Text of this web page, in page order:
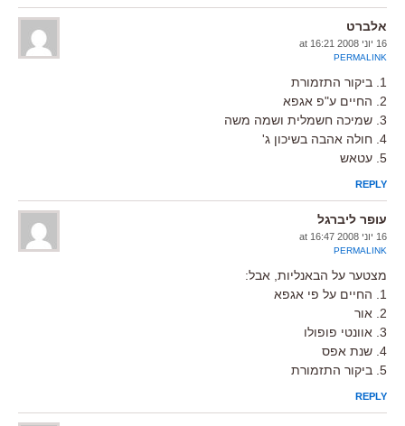
אלברט
16 יוני 2008 at 16:21
PERMALINK
1. ביקור התזמורת
2. החיים ע"פ אגפא
3. שמיכה חשמלית ושמה משה
4. חולה אהבה בשיכון ג'
5. עטאש
REPLY
עופר ליברגל
16 יוני 2008 at 16:47
PERMALINK
מצטער על הבאנליות, אבל:
1. החיים על פי אגפא
2. אור
3. אוונטי פופולו
4. שנת אפס
5. ביקור התזמורת
REPLY